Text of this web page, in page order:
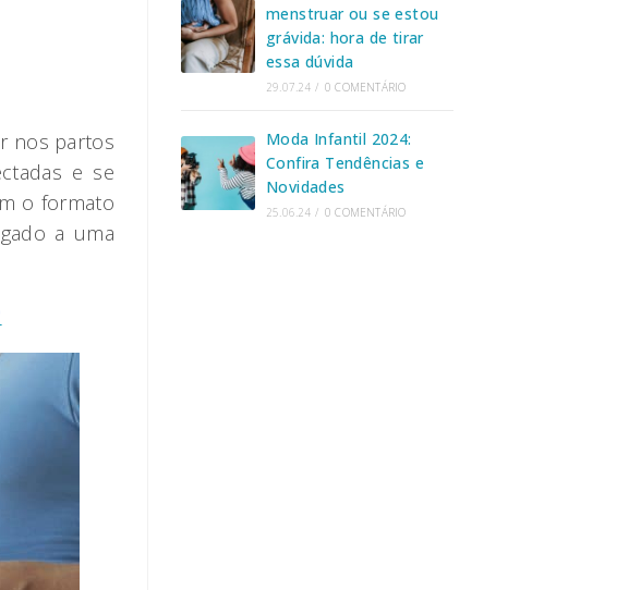
nos partos
e se
o formato
a uma
menstruar ou se estou
grávida: hora de tirar
essa dúvida
29.07.24 / 0 COMENTÁRIO
Moda Infantil 2024:
Confira Tendências e
Novidades
25.06.24 / 0 COMENTÁRIO